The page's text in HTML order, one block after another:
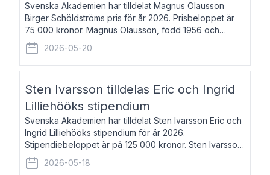
Svenska Akademien har tilldelat Magnus Olausson
Birger Schöldströms pris för år 2026. Prisbeloppet är
75 000 kronor. Magnus Olausson, född 1956 och
bosatt i Stockholm, är konstvetare, museiman och
hovman. Han disputerade 1993 vid Uppsala un
2026-05-20
Sten Ivarsson tilldelas Eric och Ingrid
Lilliehööks stipendium
Svenska Akademien har tilldelat Sten Ivarsson Eric och
Ingrid Lilliehööks stipendium för år 2026.
Stipendiebeloppet är på 125 000 kronor. Sten Ivarsson,
född 1979, är mediateksamordnare vid
Söderslättsgymnasiet i Trelleborg. Här har han på
2026-05-18